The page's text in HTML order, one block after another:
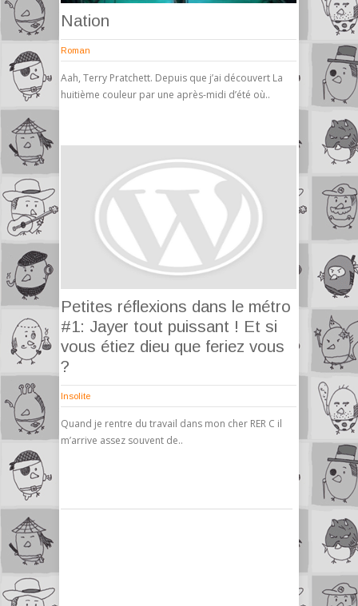
Nation
Roman
Aah, Terry Pratchett. Depuis que j’ai découvert La
huitième couleur par une après-midi d’été où..
Petites réflexions dans le métro
#1: Jayer tout puissant ! Et si
vous étiez dieu que feriez vous
?
Insolite
Quand je rentre du travail dans mon cher RER C il
m’arrive assez souvent de..